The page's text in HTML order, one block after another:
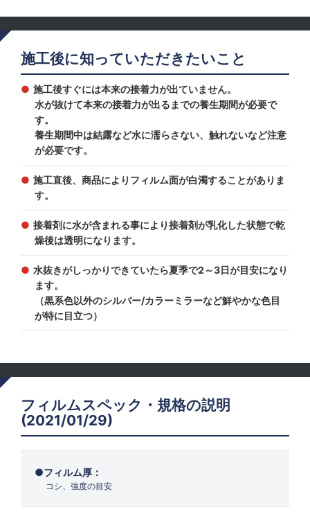
施工後に知っていただきたいこと
施工後すぐには本来の接着力が出ていません。
水が抜けて本来の接着力が出るまでの養生期間が必要で
す。
養生期間中は結露など水に濡らさない、触れないなど注意
が必要です。
施工直後、商品によりフィルム面が白濁することがありま
す。
接着剤に水が含まれる事により接着剤が乳化した状態で乾
燥後は透明になります。
水抜きがしっかりできていたら夏季で2～3日が目安になり
ます。
（黒系色以外のシルバー/カラーミラーなど鮮やかな色目
が特に目立つ）
フィルムスペック・規格の説明
(2021/01/29)
フィルム厚：
コシ、強度の目安